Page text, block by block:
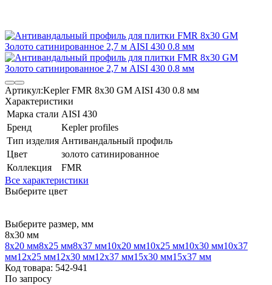
Артикул:Kepler FMR 8х30 GM AISI 430 0.8 мм
Характеристики
Марка стали AISI 430
Бренд
Kepler profiles
Тип изделия Антивандальный профиль
Цвет
золото сатинированное
Коллекция
FMR
Все характеристики
Выберите цвет
Выберите размер, мм
8х30 мм
8х20 мм8х25 мм8х37 мм10х20 мм10х25 мм10х30 мм10х37
мм12х25 мм12х30 мм12х37 мм15х30 мм15х37 мм
Код товара: 542-941
По запросу